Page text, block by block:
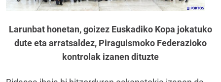
Larunbat honetan, goizez Euskadiko Kopa jokatuko
dute eta arratsaldez, Piraguismoko Federazioko
kontrolak izanen dituzte